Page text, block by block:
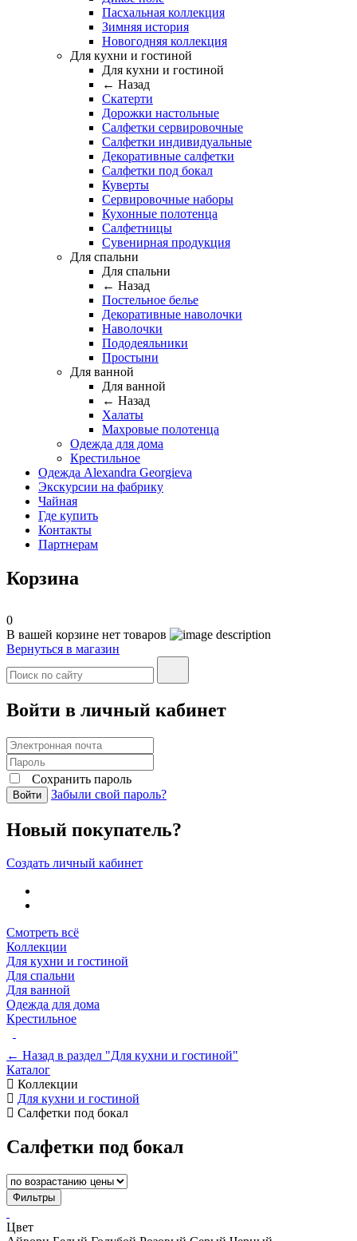
Пасхальная коллекция
Зимняя история
Новогодняя коллекция
Для кухни и гостиной
Для кухни и гостиной
← Назад
Скатерти
Дорожки настольные
Салфетки сервировочные
Салфетки индивидуальные
Декоративные салфетки
Салфетки под бокал
Куверты
Сервировочные наборы
Кухонные полотенца
Салфетницы
Сувенирная продукция
Для спальни
Для спальни
← Назад
Постельное белье
Декоративные наволочки
Наволочки
Пододеяльники
Простыни
Для ванной
Для ванной
← Назад
Халаты
Махровые полотенца
Одежда для дома
Крестильное
Одежда Alexandra Georgieva
Экскурсии на фабрику
Чайная
Где купить
Контакты
Партнерам
Корзина
0
В вашей корзине нет товаров
Вернуться в магазин
Войти в личный кабинет
Сохранить пароль
Войти Забыли свой пароль?
Новый покупатель?
Создать личный кабинет
Смотреть всё
Коллекции
Для кухни и гостиной
Для спальни
Для ванной
Одежда для дома
Крестильное
← Назад в раздел "Для кухни и гостиной"
Каталог
Коллекции
Для кухни и гостиной
Салфетки под бокал
Салфетки под бокал
Фильтры
Цвет